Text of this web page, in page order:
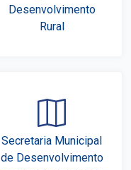
Desenvolvimento
Rural
Secretaria Municipal
de Desenvolvimento